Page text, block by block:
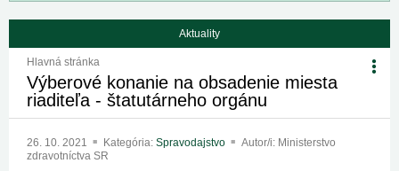
Aktuality
Hlavná stránka
Výberové konanie na obsadenie miesta
riaditeľa - štatutárneho orgánu
26. 10. 2021 Kategória: Spravodajstvo
Autor/i: Ministerstvo
zdravotníctva SR